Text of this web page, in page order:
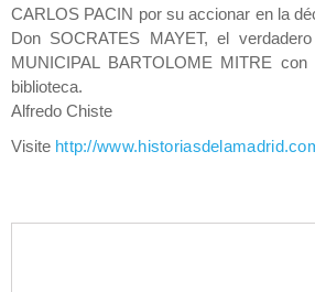
CARLOS PACIN por su accionar en la
Don SOCRATES MAYET, el
MUNICIPAL BARTOLOME MITRE
biblioteca.
Alfredo Chiste
Visite http://